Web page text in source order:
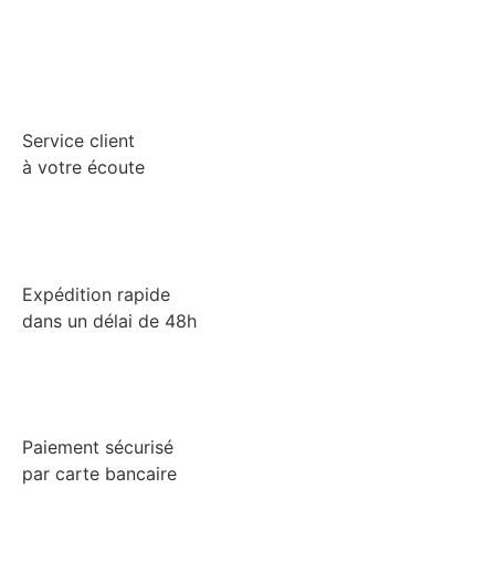
Service client
à votre écoute
Expédition rapide
dans un délai de 48h
Paiement sécurisé
par carte bancaire